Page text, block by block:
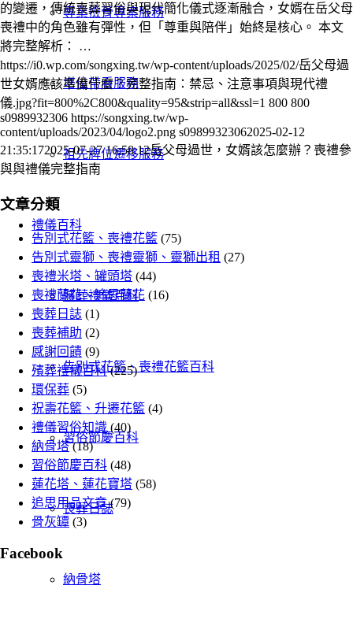
專業撿骨專案服務
塔位帶看服務
祖先牌位遷移服務
禮儀百科
殯葬禮儀百科
告別式花籃、喪禮花籃百科
習俗節慶百科
喪葬日誌
納骨塔
的變遷，傳統喪葬習俗與現代簡化儀式逐漸融合，女婿在岳父母
喪禮中的角色雖有彈性，但「尊重與陪伴」始終是核心。 本文
將完整解析： …
https://i0.wp.com/songxing.tw/wp-content/uploads/2025/02/岳父母過
世女婿應該準備什麼？完整指南：禁忌、注意事項與現代禮
儀.jpg?fit=800%2C800&quality=95&strip=all&ssl=1 800 800
s0989932306 https://songxing.tw/wp-
content/uploads/2023/04/logo2.png s09899323062025-02-12
21:35:172025-07-27 16:58:12岳父母過世，女婿該怎麼辦？喪禮參
與與禮儀完整指南
文章分類
告別式花籃、喪禮花籃 (75)
告別式靈獅、喪禮靈獅、靈獅出租 (27)
喪禮米塔、罐頭塔 (44)
喪禮蘭花、追思蘭花 (16)
喪葬日誌 (1)
喪葬補助 (2)
感謝回饋 (9)
殯葬禮儀百科(225)
環保葬 (5)
祝壽花籃、升遷花籃 (4)
禮儀習俗知識 (40)
納骨塔(18)
習俗節慶百科 (48)
蓮花塔、蓮花寶塔 (58)
追思用品文章(79)
骨灰罈 (3)
Facebook